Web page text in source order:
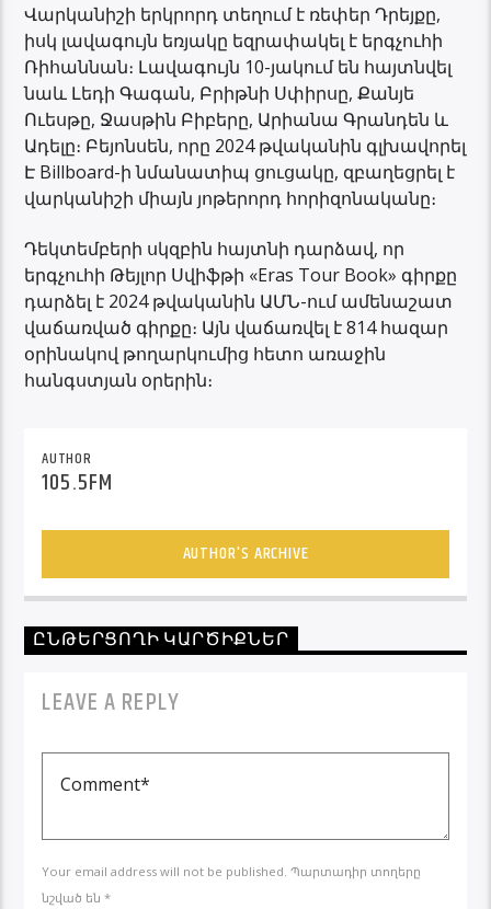
Վարկանիշի երկրորդ տեղում է ռեփեր Դրեյքը,
իսկ լավագույն եռյակը եզրափակել է երգչուհի
Ռիհաննան։ Լավագույն 10-յակում են հայտնվել
նաև Լեդի Գագան, Բրիթնի Սփիրսը, Քանյե
Ուեսթը, Ջասթին Բիբերը, Արիանա Գրանդեն և
Ադելը։ Բեյոնսեն, որը 2024 թվականին գլխավորել
Է Billboard-ի նմանատիպ ցուցակը, զբաղեցրել է
վարկանիշի միայն յոթերորդ հորիզոնականը։
Դեկտեմբերի սկզբին հայտնի դարձավ, որ
երգչուհի Թեյլոր Սվիֆթի «Eras Tour Book» գիրքը
դարձել է 2024 թվականին ԱՄՆ-ում ամենաշատ
վաճառված գիրքը։ Այն վաճառվել է 814 հազար
օրինակով թողարկումից հետո առաջին
հանգստյան օրերին։
AUTHOR
105.5FM
AUTHOR'S ARCHIVE
ԸՆԹԵՐՑՈՂԻ ԿԱՐԾԻՔՆԵՐ
LEAVE A REPLY
Your email address will not be published. Պարտադիր տողերը
նշված են *